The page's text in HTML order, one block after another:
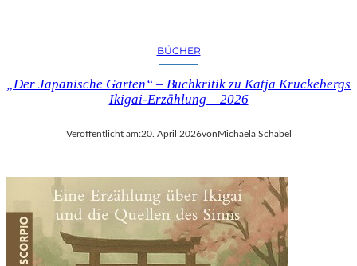
BÜCHER
„Der Japanische Garten“ – Buchkritik zu Katja Kruckebergs
Ikigai-Erzählung – 2026
Veröffentlicht am:20. April 2026vonMichaela Schabel